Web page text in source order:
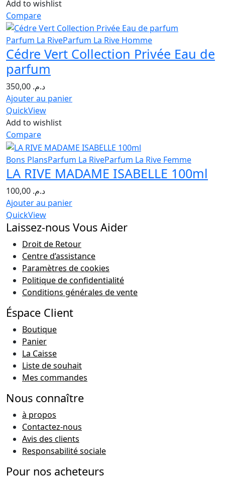
Add to wishlist
Compare
Parfum La RiveParfum La Rive Homme
Cédre Vert Collection Privée Eau de
parfum
د.م.
Ajouter au panier
QuickView
Add to wishlist
Compare
Bons PlansParfum La RiveParfum La Rive Femme
LA RIVE MADAME ISABELLE 100ml
د.م.
Ajouter au panier
QuickView
Laissez-nous Vous Aider
Droit de Retour
Centre d’assistance
Paramètres de cookies
Politique de confidentialité
Conditions générales de vente
Éspace Client
Boutique
Panier
La Caisse
Liste de souhait
Mes commandes
Nous connaître
à propos
Contactez-nous
Avis des clients
Responsabilité sociale
Pour nos acheteurs